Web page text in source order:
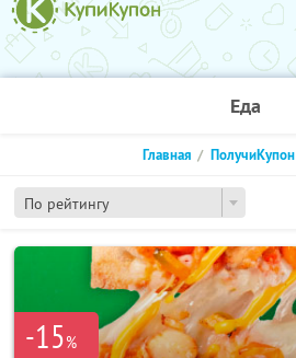
Еда
По рейтингу
Главная ПолучиКупон
-15%